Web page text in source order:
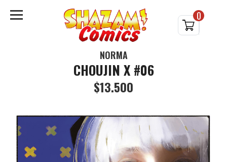
0
NORMA
CHOUJIN X #06
$13.500